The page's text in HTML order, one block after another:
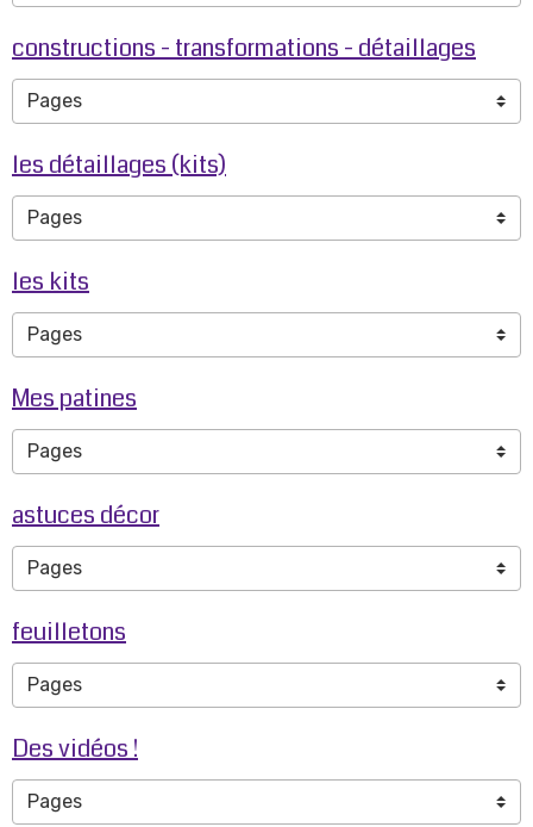
constructions - transformations - détaillages
les détaillages (kits)
les kits
Mes patines
astuces décor
feuilletons
Des vidéos !